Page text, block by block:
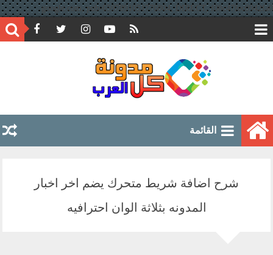
google.com, pub-6597891051776804, DIRECT, f08c47fec0942fa0
القائمة
شرح اضافة شريط متحرك يضم اخر اخبار
المدونه بثلاثة الوان احترافيه